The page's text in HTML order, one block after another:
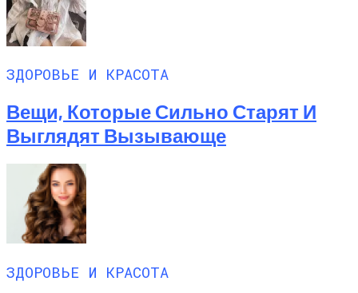
ЗДОРОВЬЕ И КРАСОТА
Вещи, Которые Сильно Старят И
Выглядят Вызывающе
ЗДОРОВЬЕ И КРАСОТА